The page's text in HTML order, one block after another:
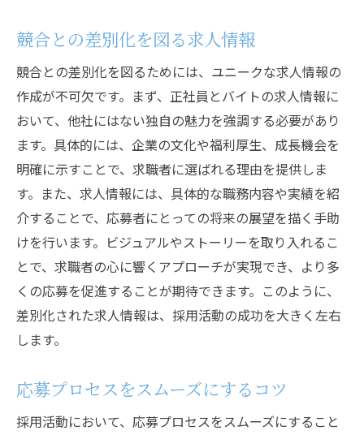
採用活動を通じて企業文化を広める
未来を見据えた人材育成の重要性
持続可能な採用活動の実施法
ダイバーシティを促進する求人情報
成功する採用活動のベンチマーク
応募者に響く求人情報を用いた採用活動の成功
法
応募者にストーリーを提供する求人
感情に訴求するメッセージング
直接応募者と繋がるマーケティング手法
応募者の心理を理解する情報提供
応募者のリアルな声を反映した求人
競合との差別化を図る求人情報
競合との差別化を図るためには、ユニークな求人情報の
作成が不可欠です。まず、正社員とバイトの求人情報に
おいて、他社にはない独自の魅力を強調する必要があり
ます。具体的には、企業の文化や福利厚生、成長機会を
明確に示すことで、求職者に選ばれる理由を提供しま
す。また、求人情報には、具体的な職務内容や実績を紹
介することで、応募者にとっての将来の展望を描く手助
けを行います。ビジュアルやストーリーを取り入れるこ
とで、求職者の心に響くアプローチが実現でき、より多
くの応募を促進することが期待できます。このように、
差別化された求人情報は、採用活動の成功を大きく左右
します。
応募プロセスをスムーズにするコツ
採用活動において、応募プロセスをスムーズにすること